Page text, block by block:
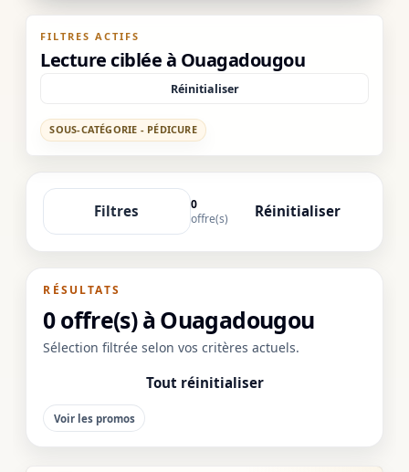
FILTRES ACTIFS
Lecture ciblée à Ouagadougou
Réinitialiser
SOUS-CATÉGORIE - PÉDICURE
Filtres
0
offre(s)
Réinitialiser
RÉSULTATS
0 offre(s) à Ouagadougou
Sélection filtrée selon vos critères actuels.
Tout réinitialiser
Voir les promos